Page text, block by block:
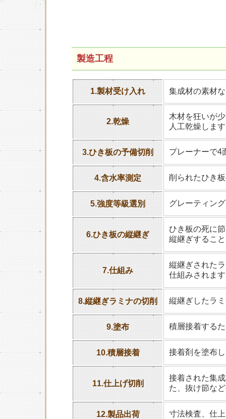
製造工程
1.製材受け入れ 集成材の素材
2.乾燥
木材を狂いが
人工乾燥しま
3.ひき板の予備切削 プレーナーで4
4.含水率測定 削られたひき
5.強度等級選別 グレーティン
6.ひき板の縦継ぎ
ひき板の死に
縦継ぎするこ
7.仕組み
縦継ぎされた
仕組みされま
8.縦継ぎラミナの切削 縦継ぎしたラ
9.塗布 積層接着する
10.積層接着 接着剤を塗布
11.仕上げ切削
接着された集
た、抜け節な
12.製品出荷 寸法検査、仕